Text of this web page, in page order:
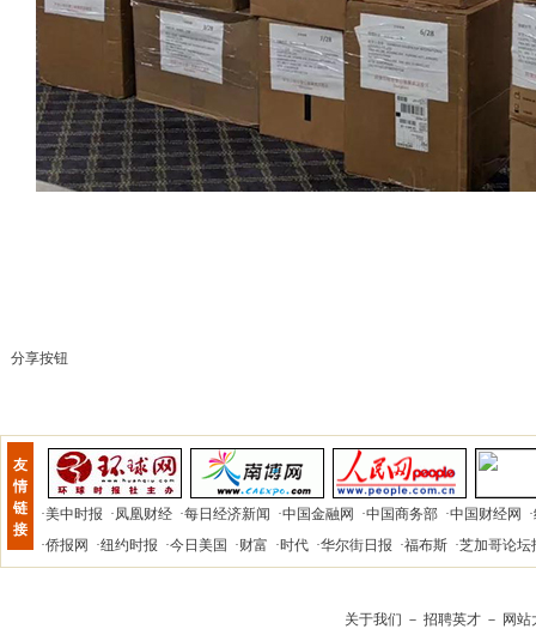
分享按钮
友
情
链
接
·美中时报 ·凤凰财经 ·每日经济新闻 ·中国金融网 ·中国商务部 ·中国财经网 ·
·侨报网 ·纽约时报 ·今日美国 ·财富 ·时代 ·华尔街日报 ·福布斯 ·芝加哥论坛
关于我们 － 招聘英才 － 网站